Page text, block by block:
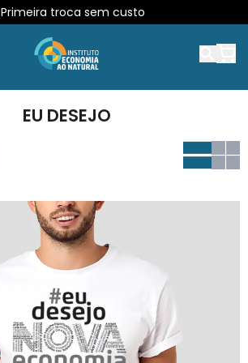
Primeira troca sem custo
EU DESEJO